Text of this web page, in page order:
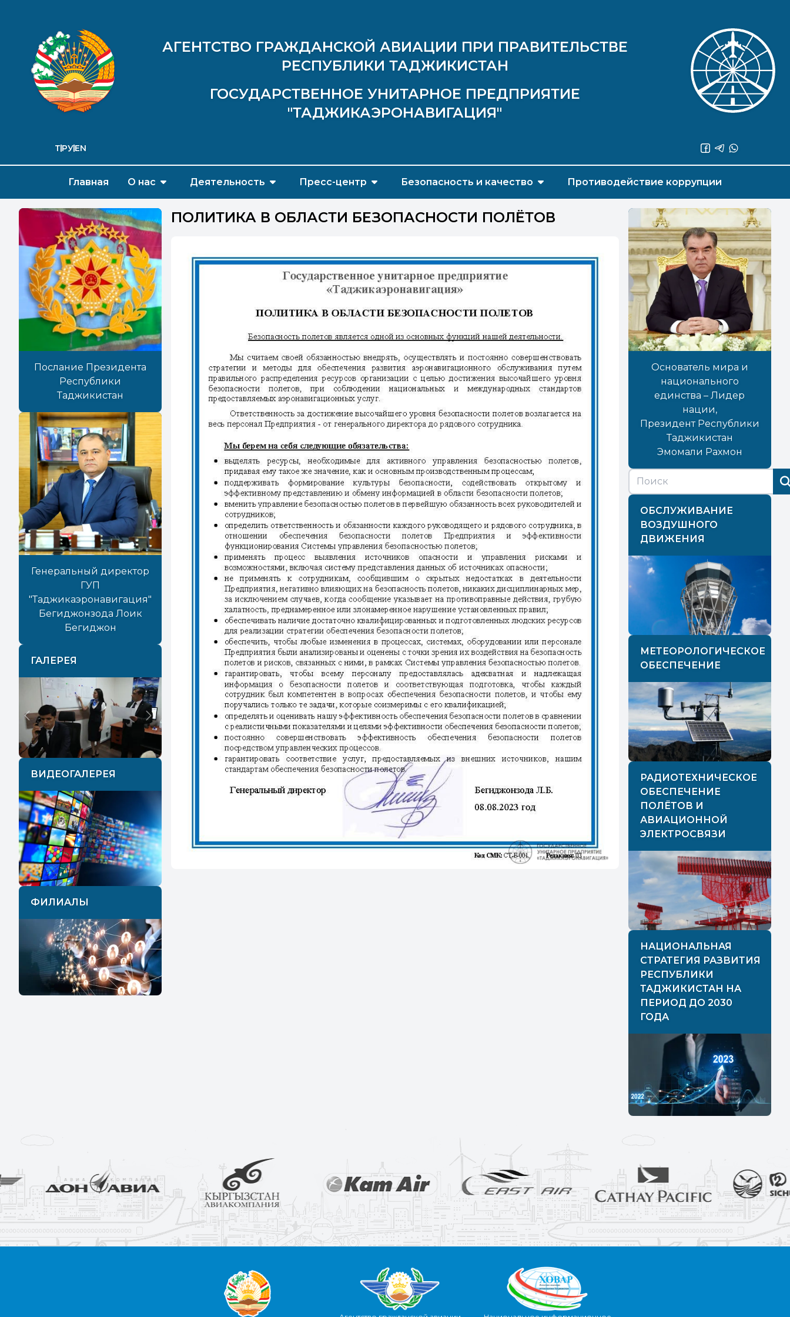
АГЕНТСТВО ГРАЖДАНСКОЙ АВИАЦИИ ПРИ ПРАВИТЕЛЬСТВЕ
РЕСПУБЛИКИ ТАДЖИКИСТАН
ГОСУДАРСТВЕННОЕ УНИТАРНОЕ ПРЕДПРИЯТИЕ
"ТАДЖИКАЭРОНАВИГАЦИЯ"
ТҶ РУEN
Главная О нас Деятельность Пресс-центр Безопасность и качество Противодействие коррупции
Послание Президента
Республики
Таджикистан
Генеральный директор
ГУП
"Таджикаэронавигация"
Бегиджонзода Лоик
Бегиджон
ГАЛЕРЕЯ
Previous Next
ВИДЕОГАЛЕРЕЯ
ФИЛИАЛЫ
ПОЛИТИКА В ОБЛАСТИ БЕЗОПАСНОСТИ ПОЛЁТОВ
Основатель мира и
национального
единства – Лидер
нации,
Президент Республики
Таджикистан
Эмомали Рахмон
ОБСЛУЖИВАНИЕ
ВОЗДУШНОГО
ДВИЖЕНИЯ
МЕТЕОРОЛОГИЧЕСКОЕ
ОБЕСПЕЧЕНИЕ
РАДИОТЕХНИЧЕСКОЕ
ОБЕСПЕЧЕНИЕ
ПОЛЁТОВ И
АВИАЦИОННОЙ
ЭЛЕКТРОСВЯЗИ
НАЦИОНАЛЬНАЯ
СТРАТЕГИЯ РАЗВИТИЯ
РЕСПУБЛИКИ
ТАДЖИКИСТАН НА
ПЕРИОД ДО 2030
ГОДА